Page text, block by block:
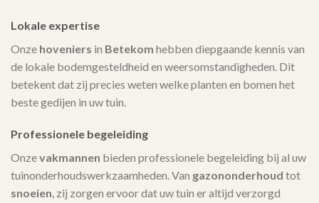
Lokale expertise
Onze hoveniers in Betekom hebben diepgaande kennis van
de lokale bodemgesteldheid en weersomstandigheden. Dit
betekent dat zij precies weten welke planten en bomen het
beste gedijen in uw tuin.
Professionele begeleiding
Onzevakmannen bieden professionele begeleiding bij al uw
tuinonderhoudswerkzaamheden. Van gazononderhoud tot
snoeien, zij zorgen ervoor dat uw tuin er altijd verzorgd